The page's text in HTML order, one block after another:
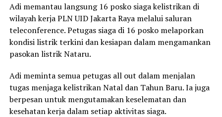
Adi memantau langsung 16 posko siaga kelistrikan di
wilayah kerja PLN UID Jakarta Raya melalui saluran
teleconference. Petugas siaga di 16 posko melaporkan
kondisi listrik terkini dan kesiapan dalam mengamankan
pasokan listrik Nataru.
Adi meminta semua petugas all out dalam menjalan
tugas menjaga kelistrikan Natal dan Tahun Baru. Ia juga
berpesan untuk mengutamakan keselematan dan
kesehatan kerja dalam setiap aktivitas siaga.